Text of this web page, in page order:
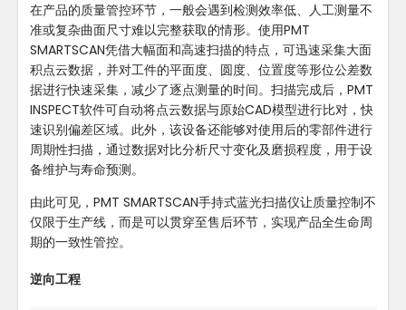
在产品的质量管控环节，一般会遇到检测效率低、人工测量不
准或复杂曲面尺寸难以完整获取的情形。使用PMT
SMARTSCAN凭借大幅面和高速扫描的特点，可迅速采集大面
积点云数据，并对工件的平面度、圆度、位置度等形位公差数
据进行快速采集，减少了逐点测量的时间。扫描完成后，PMT
INSPECT软件可自动将点云数据与原始CAD模型进行比对，快
速识别偏差区域。此外，该设备还能够对使用后的零部件进行
周期性扫描，通过数据对比分析尺寸变化及磨损程度，用于设
备维护与寿命预测。
由此可见，PMT SMARTSCAN手持式蓝光扫描仪让质量控制不
仅限于生产线，而是可以贯穿至售后环节，实现产品全生命周
期的一致性管控。
逆向工程